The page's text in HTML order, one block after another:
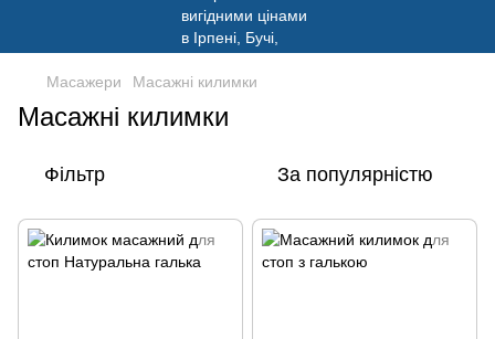
Масажери Масажні килимки
Масажні килимки
Фільтр За популярністю